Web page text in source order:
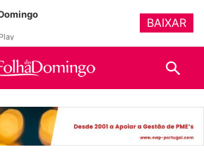
BAIXAR